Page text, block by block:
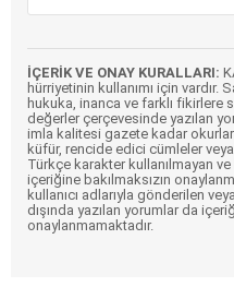
İÇERİK VE ONAY KURALLARI:
hürriyetinin kullanımı için vardır.
hukuka, inanca ve farklı fikirlere
değerler çerçevesinde yazılan
imla kalitesi gazete kadar
küfür, rencide edici cümleler veya
Türkçe karakter kullanılmayan
içeriğine bakılmaksızın
kullanıcı adlarıyla gönderilen
dışında yazılan yorumlar da
onaylanmamaktadır.